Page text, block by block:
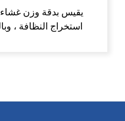
يقيس بدقة وزن غشاء
استخراج النظافة ،